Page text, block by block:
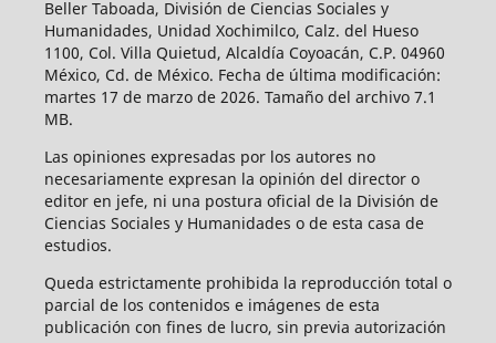
Beller Taboada, División de Ciencias Sociales y
Humanidades, Unidad Xochimilco, Calz. del Hueso
1100, Col. Villa Quietud, Alcaldía Coyoacán, C.P. 04960
México, Cd. de México. Fecha de última modificación:
martes 17 de marzo de 2026. Tamaño del archivo 7.1
MB.
Las opiniones expresadas por los autores no
necesariamente expresan la opinión del director o
editor en jefe, ni una postura oficial de la División de
Ciencias Sociales y Humanidades o de esta casa de
estudios.
Queda estrictamente prohibida la reproducción total o
parcial de los contenidos e imágenes de esta
publicación con fines de lucro, sin previa autorización